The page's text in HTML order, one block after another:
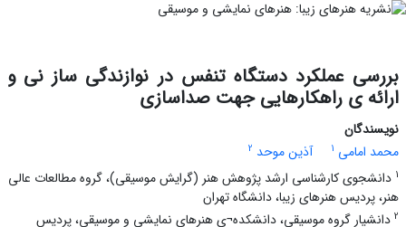
بررسی عملکرد دستگاه تنفس در نوازندگی ساز نی و
ارائه ی راهکارهایی جهت صداسازی
نویسندگان
محمد امامی 1 آذین موحد 2
1 دانشجوی کارشناسی ارشد پژوهش هنر (گرایش موسیقی)، گروه مطالعات عالی
هنر، پردیس هنرهای زیبا، دانشگاه تهران
2 دانشیار گروه موسیقی، دانشکده¬ی هنرهای نمایشی و موسیقی، پردیس